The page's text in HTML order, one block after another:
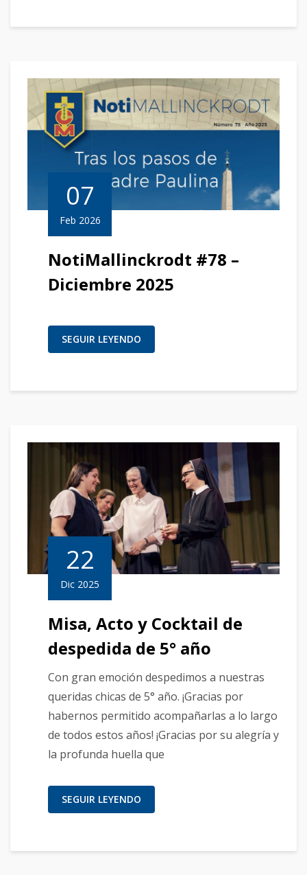
07
Feb 2026
NotiMallinckrodt #78 –
Diciembre 2025
SEGUIR LEYENDO
22
Dic 2025
Misa, Acto y Cocktail de
despedida de 5° año
Con gran emoción despedimos a nuestras
queridas chicas de 5° año. ¡Gracias por
habernos permitido acompañarlas a lo largo
de todos estos años! ¡Gracias por su alegría y
la profunda huella que
SEGUIR LEYENDO